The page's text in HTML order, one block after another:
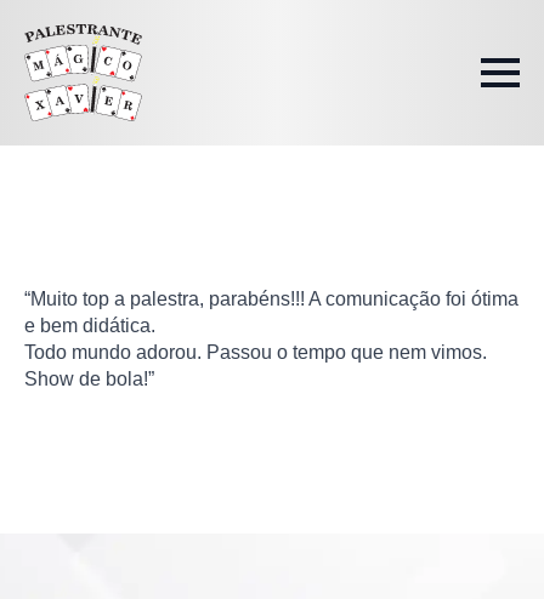
“Muito top a palestra, parabéns!!! A comunicação foi ótima
e bem didática.
Todo mundo adorou. Passou o tempo que nem vimos.
Show de bola!”